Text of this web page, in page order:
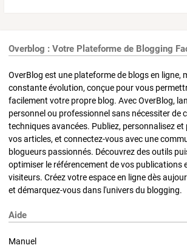
Overblog : Votre Plateforme de Blogging
OverBlog est une plateforme de blogs en ligne,
constante évolution, conçue pour vous
facilement votre propre blog. Avec OverBlog,
personnel ou professionnel sans nécessiter de
techniques avancées. Publiez, personnalisez
vos articles, et connectez-vous avec une
blogueurs passionnés. Découvrez des outils
optimiser le référencement de vos publications
visiteurs. Créez votre espace en ligne dès
et démarquez-vous dans l'univers du blogging.
Aide
Manuel